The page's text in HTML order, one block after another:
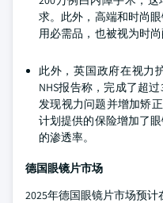
求。此外，高端和时尚
用必需品，也被视为时
此外，英国政府在视力
NHS报告称，完成了超
发现视力问题并增加矫
计划提供的保险增加了
的渗透率。
德国眼镜片市场
2025年德国眼镜片市场预计